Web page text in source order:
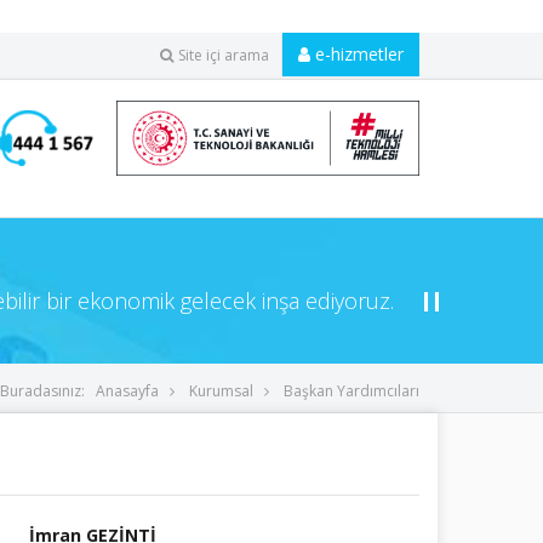
Site içi arama e-hizmetler
bir ekonomik gelecek inşa ediyoruz.
Buradasınız: Anasayfa Kurumsal Başkan Yardımcıları
İmran GEZİNTİ